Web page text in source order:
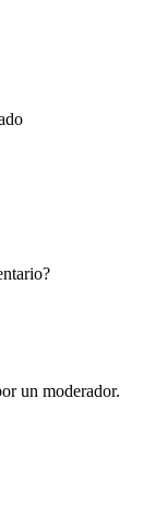
un moderador.